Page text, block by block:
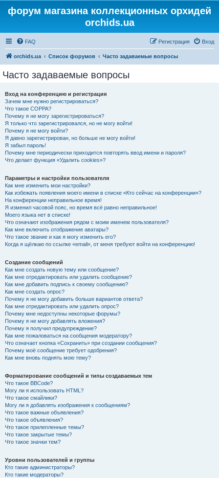
форум магазина коллекционных орхидей
orchids.ua
FAQ Вход
Регистрация
orchids.ua Список форумов Часто задаваемые вопросы
Часто задаваемые вопросы
Вход на конференцию и регистрация
Зачем мне нужно регистрироваться?
Что такое COPPA?
Почему я не могу зарегистрироваться?
Я только что зарегистрировался, но не могу войти!
Почему я не могу войти?
Я давно зарегистрирован, но больше не могу войти!
Я забыл пароль!
Почему мне периодически приходится повторять ввод имени и пароля?
Что делает функция «Удалить cookies»?
Параметры и настройки пользователя
Как мне изменить мои настройки?
Как избежать появления моего имени в списке «Кто сейчас на конференции»?
На конференции неправильное время!
Я изменил часовой пояс, но время всё равно неправильное!
Моего языка нет в списке!
Что означают изображения рядом с моим именем пользователя?
Как мне включить отображение аватары?
Что такое звание и как я могу изменить его?
Когда я щёлкаю по ссылке «email», от меня требуют войти на конференцию!
Создание сообщений
Как мне создать новую тему или сообщение?
Как мне отредактировать или удалить сообщение?
Как мне добавить подпись к своему сообщению?
Как мне создать опрос?
Почему я не могу добавить больше вариантов ответа?
Как мне отредактировать или удалить опрос?
Почему мне недоступны некоторые форумы?
Почему я не могу добавлять вложения?
Почему я получил предупреждение?
Как мне пожаловаться на сообщения модератору?
Что означает кнопка «Сохранить» при создании сообщения?
Почему моё сообщение требует одобрения?
Как мне вновь поднять мою тему?
Форматирование сообщений и типы создаваемых тем
Что такое BBCode?
Могу ли я использовать HTML?
Что такое смайлики?
Могу ли я добавлять изображения к сообщениям?
Что такое важные объявления?
Что такое объявления?
Что такое прилепленные темы?
Что такое закрытые темы?
Что такое значки тем?
Уровни пользователей и группы
Кто такие администраторы?
Кто такие модераторы?